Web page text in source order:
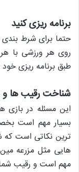
برنامه ریزی کنید
حتما برای شرط
روی هر ورزشی با
طبق برنامه ریزی
شناخت رقیب ها و
این مسئله در بازی
بسیار مهم است
ترین نکاتی است که
هایی مثل مزرعه
مهم است و رقیب